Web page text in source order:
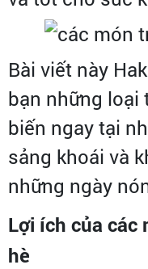
Bài viết này
bạn những loại
biến ngay tại
sảng khoái và
những ngày
Lợi ích của các
hè